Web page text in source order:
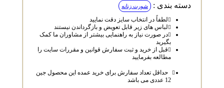
دسته بندی : شورت زنانه
لطفاً در انتخاب سایز دقت نمایید
لباس‌ های زیر قابل تعویض و بازگرداندن نیستند
در صورت نیاز به راهنمایی بیشتر از مشاوران ما کمک
قبل از خرید و ثبت سفارش قوانین و مقررات سایت را
مطالعه بفرمایید
حداقل تعداد سفارش برای خرید عمده این محصول جین